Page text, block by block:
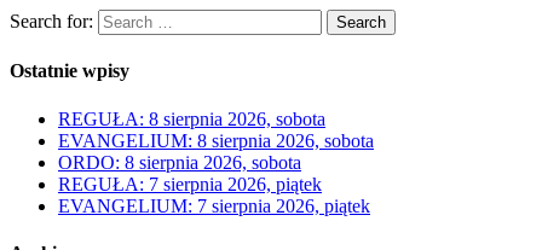
Search for: Search
Ostatnie wpisy
REGUŁA: 8 sierpnia 2026, sobota
EVANGELIUM: 8 sierpnia 2026, sobota
ORDO: 8 sierpnia 2026, sobota
REGUŁA: 7 sierpnia 2026, piątek
EVANGELIUM: 7 sierpnia 2026, piątek